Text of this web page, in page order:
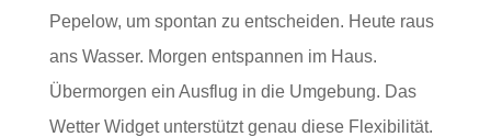
Pepelow, um spontan zu entscheiden. Heute raus
ans Wasser. Morgen entspannen im Haus.
Übermorgen ein Ausflug in die Umgebung. Das
Wetter Widget unterstützt genau diese Flexibilität.